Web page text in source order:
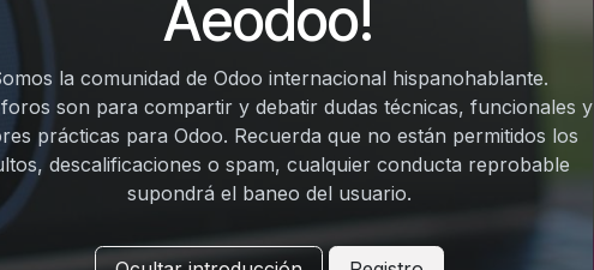
Aeodoo!
la comunidad de Odoo internacional hispanohablante.
son para compartir y debatir dudas técnicas, funcionales y
prácticas para Odoo. Recuerda que no están permitidos los
descalificaciones o spam, cualquier conducta reprobable
supondrá el baneo del usuario.